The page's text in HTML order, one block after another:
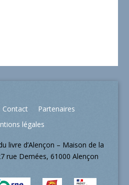
Contact
Partenaires
légales
livre d’Alençon – Maison de la
rue Demées, 61000 Alençon